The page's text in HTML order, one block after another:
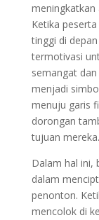
Ketika
tinggi di
termotivasi
semangat
menjadi
menuju garis
dorongan
tujuan mereka.
Dalam hal ini,
dalam
penonton.
mencolok di